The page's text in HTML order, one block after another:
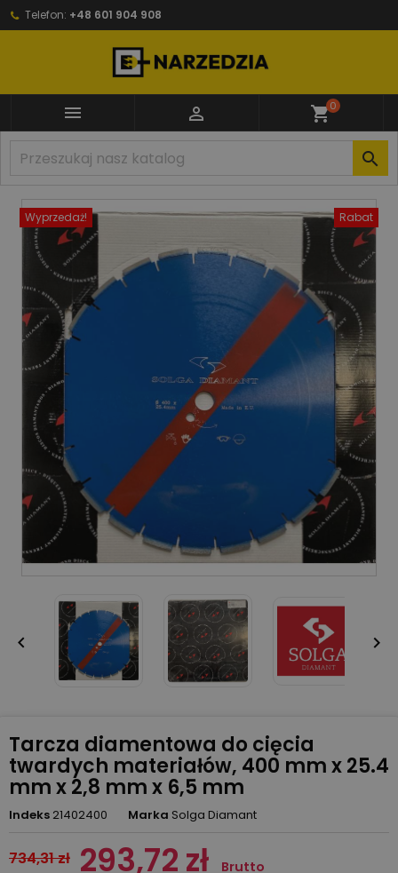
Telefon: +48 601 904 908
  shopping_cart0

Wyprzedaż! Rabat
 
Tarcza diamentowa do cięcia
twardych materiałów, 400 mm x 25.4
mm x 2,8 mm x 6,5 mm
Indeks 21402400 Marka Solga Diamant
734,31 zł 293,72 zł Brutto